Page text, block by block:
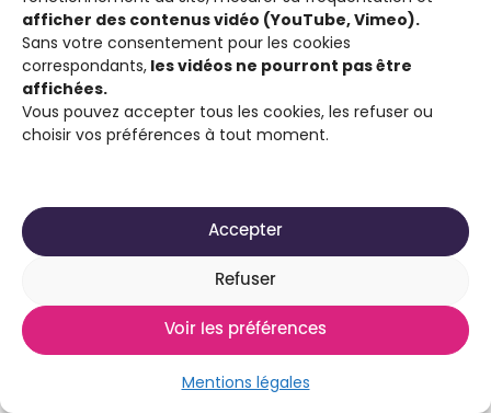
afficher des contenus vidéo (YouTube, Vimeo).
Sans votre consentement pour les cookies
correspondants, les vidéos ne pourront pas être
affichées.
Vous pouvez accepter tous les cookies, les refuser ou
choisir vos préférences à tout moment.
Accepter
Refuser
Voir les préférences
Mentions légales